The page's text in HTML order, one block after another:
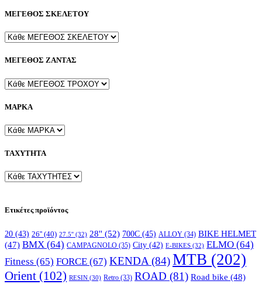
ΜΕΓΕΘΟΣ ΣΚΕΛΕΤΟΥ
ΜΕΓΕΘΟΣ ΖΑΝΤΑΣ
ΜΑΡΚΑ
ΤΑΧΥΤΗΤΑ
Ετικέτες προϊόντος
20 (43) 26'' (40) 27.5'' (32) 28'' (52) 700C (45) ALLOY (34) BIKE HELMET
(47) BMX (64) CAMPAGNOLO (35) City (42) E-BIKES (32) ELMO (64)
Fitness (65) FORCE (67) KENDA (84)MTB (202)
Orient (102) RESIN (30) Retro (33) ROAD (81) Road bike (48)